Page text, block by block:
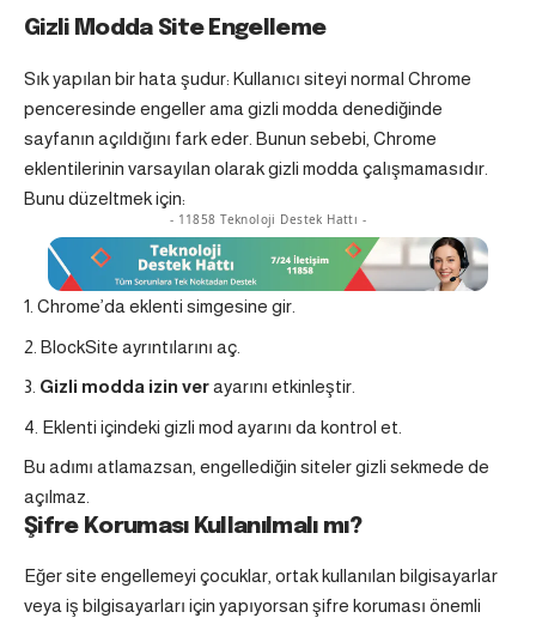
Gizli Modda Site Engelleme
Sık yapılan bir hata şudur: Kullanıcı siteyi normal Chrome
penceresinde engeller ama gizli modda denediğinde
sayfanın açıldığını fark eder. Bunun sebebi, Chrome
eklentilerinin varsayılan olarak gizli modda çalışmamasıdır.
Bunu düzeltmek için:
- 11858 Teknoloji Destek Hattı -
Chrome’da eklenti simgesine gir.
BlockSite ayrıntılarını aç.
Gizli modda izin verayarını etkinleştir.
Eklenti içindeki gizli mod ayarını da kontrol et.
Bu adımı atlamazsan, engellediğin siteler gizli sekmede de
açılmaz.
Şifre Koruması Kullanılmalı mı?
Eğer site engellemeyi çocuklar, ortak kullanılan bilgisayarlar
veya iş bilgisayarları için yapıyorsan şifre koruması önemli